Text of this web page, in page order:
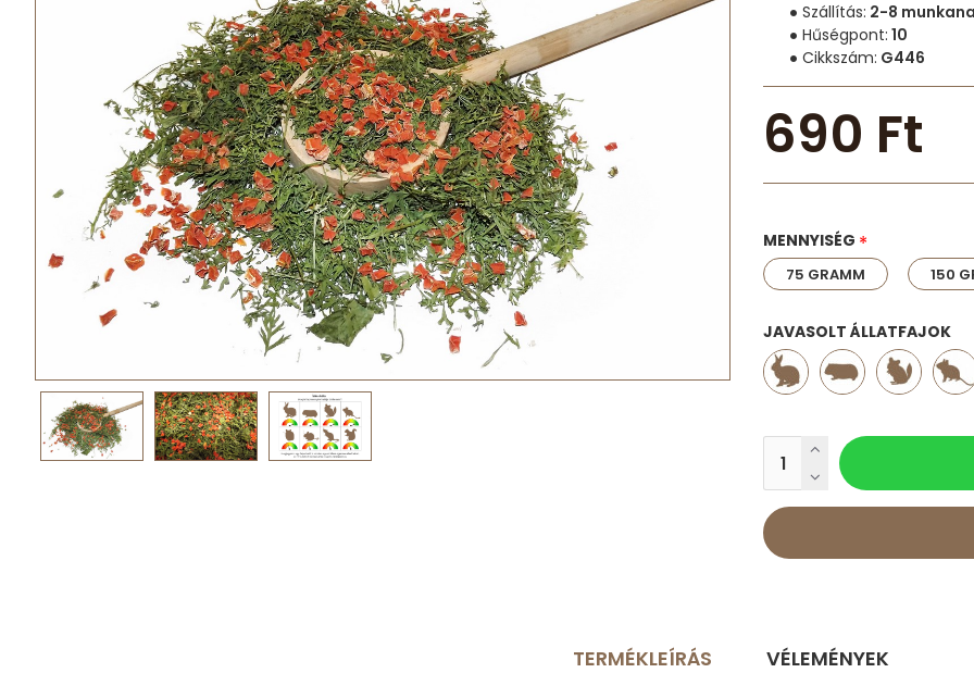
Hűségpont: 10
Cikkszám: G446
Szállítás: 2-8
690 Ft
MENNYISÉG
75 GRAMM 150
JAVASOLT ÁLLATFAJOK
TERMÉKLEÍRÁS VÉLEMÉNYEK